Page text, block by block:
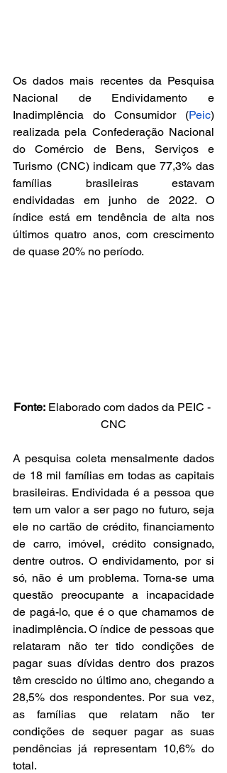
Os dados mais recentes da Pesquisa
Nacional de Endividamento e
Inadimplência do Consumidor (Peic)
realizada pela Confederação Nacional
do Comércio de Bens, Serviços e
Turismo (CNC) indicam que 77,3% das
famílias brasileiras estavam
endividadas em junho de 2022. O
índice está em tendência de alta nos
últimos quatro anos, com crescimento
de quase 20% no período.
Fonte: Elaborado com dados da PEIC -
CNC
A pesquisa coleta mensalmente dados
de 18 mil famílias em todas as capitais
brasileiras. Endividada é a pessoa que
tem um valor a ser pago no futuro, seja
ele no cartão de crédito, financiamento
de carro, imóvel, crédito consignado,
dentre outros. O endividamento, por si
só, não é um problema. Torna-se uma
questão preocupante a incapacidade
de pagá-lo, que é o que chamamos de
inadimplência. O índice de pessoas que
relataram não ter tido condições de
pagar suas dívidas dentro dos prazos
têm crescido no último ano, chegando a
28,5% dos respondentes. Por sua vez,
as famílias que relatam não ter
condições de sequer pagar as suas
pendências já representam 10,6% do
total.